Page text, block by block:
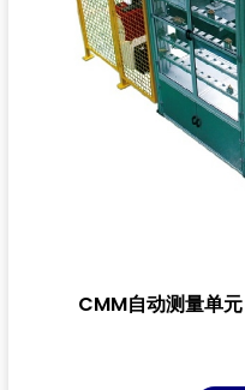
CMM自动测量单元